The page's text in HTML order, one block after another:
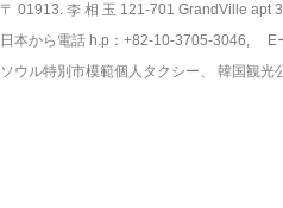
〒 01913. 李 相 玉 121-701 GrandVille apt
日本から電話 h.p：+82-10-3705-3046, E
ソウル特別市模範個人タクシー、 韓国観